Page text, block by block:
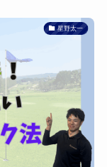
星野太一